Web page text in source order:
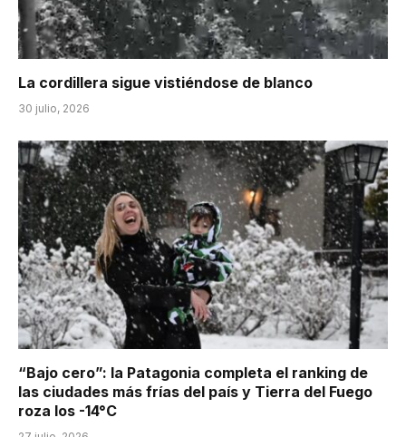
La cordillera sigue vistiéndose de blanco
30 julio, 2026
“Bajo cero”: la Patagonia completa el ranking de
las ciudades más frías del país y Tierra del Fuego
roza los -14°C